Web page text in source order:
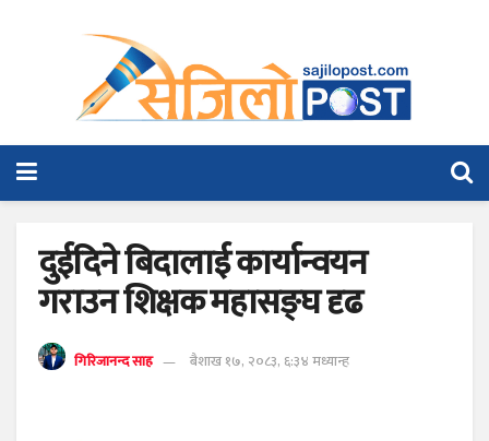
दुईदिने बिदालाई कार्यान्वयन
गराउन शिक्षक महासङ्घ दृढ
गिरिजानन्द साह बैशाख १७, २०८३, ६:३४ मध्यान्ह